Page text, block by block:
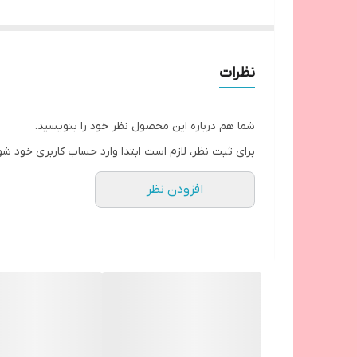
نظرات
شما هم درباره این محصول نظر خود را بنویسید.
برای ثبت نظر، لازم است ابتدا وارد حساب کاربری خود
افزودن نظر